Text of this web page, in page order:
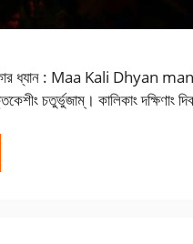
ধ্যান : Maa Kali Dhyan
চতুর্ভুজাম্। কালিকাং দক্ষিণাং